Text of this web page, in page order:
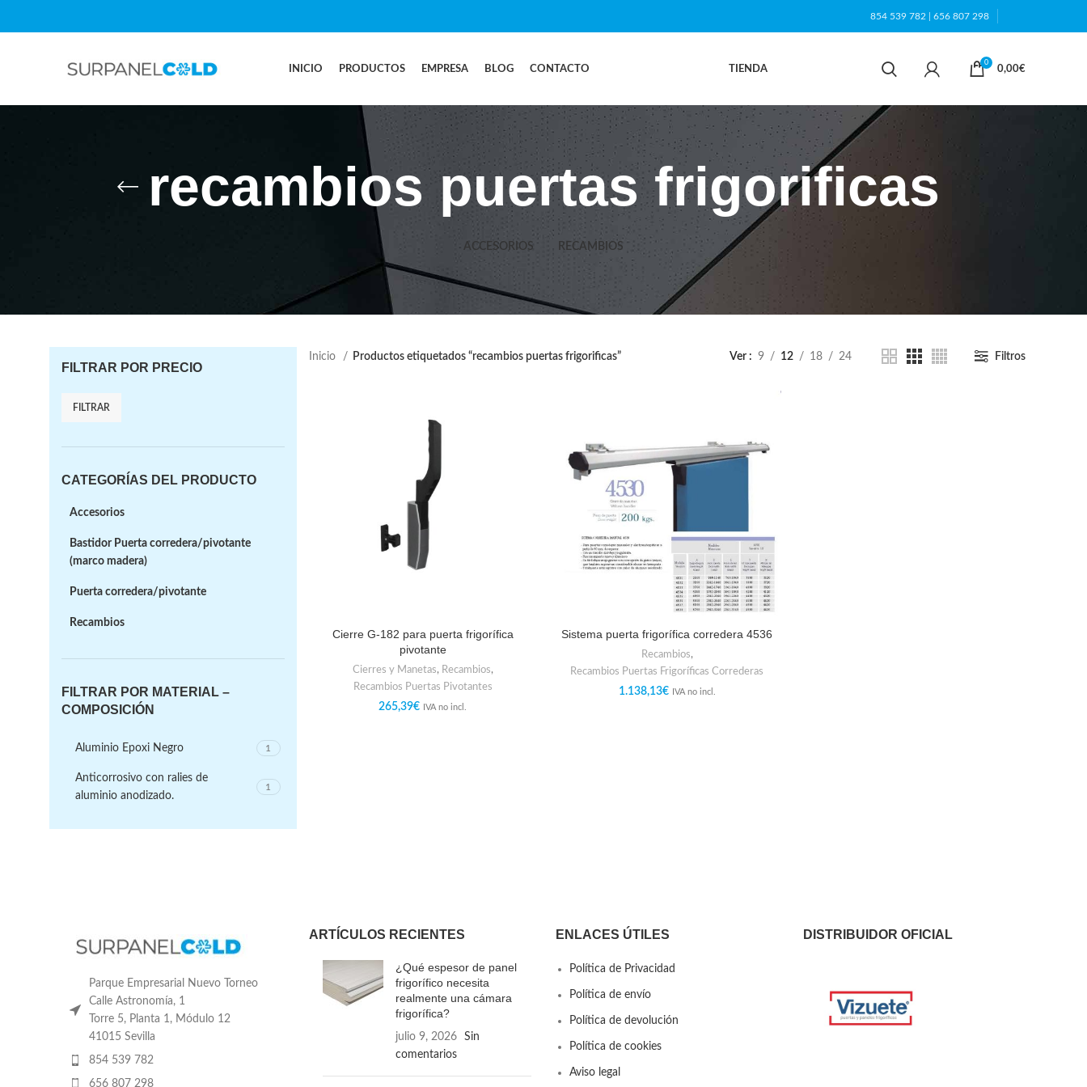
854 539 782 656 807 298
INICIO PRODUCTOS EMPRESA BLOG CONTACTO TIENDA
0
0,00€
recambios puertas frigorificas
ACCESORIOS RECAMBIOS
FILTRAR POR PRECIO
FILTRAR
CATEGORÍAS DEL PRODUCTO
Accesorios
Bastidor Puerta corredera/pivotante
(marco madera)
Puerta corredera/pivotante
Recambios
FILTRAR POR MATERIAL –
COMPOSICIÓN
Aluminio Epoxi Negro 1
Anticorrosivo con ralies de
aluminio anodizado.
1
Inicio Productos etiquetados “recambios puertas frigorificas” Ver 9 12 18 24 Filtros
Cierre G-182 para puerta frigorífica
pivotante
Cierres y Manetas, Recambios,
Recambios Puertas Pivotantes
265,39€ IVA no incl.
Sistema puerta frigorífica corredera 4536
Recambios,
Recambios Puertas Frigoríficas Correderas
1.138,13€ IVA no incl.
Parque Empresarial Nuevo Torneo
Calle Astronomía, 1
Torre 5, Planta 1, Módulo 12
41015 Sevilla
854 539 782
656 807 298
ARTÍCULOS RECIENTES
¿Qué espesor de panel
frigorífico necesita
realmente una cámara
frigorífica?
julio 9, 2026
Sin
comentarios
ENLACES ÚTILES
Política de Privacidad
Política de envío
Política de devolución
Política de cookies
Aviso legal
DISTRIBUIDOR OFICIAL